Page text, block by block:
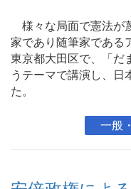
様々な局面で憲法が
家であり随筆家である
東京都大田区で、「だ
うテーマで講演し、日
た。
一般